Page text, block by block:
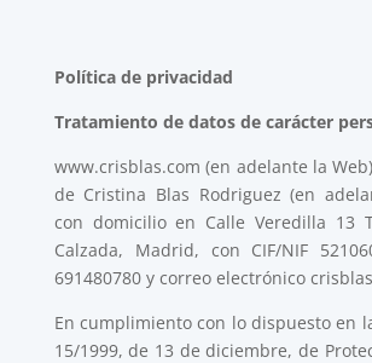
Política de privacidad
Tratamiento de datos de carácter
www.crisblas.com (en adelante la
de Cristina Blas Rodriguez (en
con domicilio en Calle Veredilla 13
Calzada, Madrid, con CIF/NIF
691480780 y correo electrónico
En cumplimiento con lo dispuesto en
15/1999, de 13 de diciembre, de